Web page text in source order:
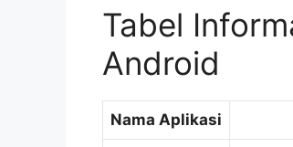
Tabel
Android
Nama Aplikasi